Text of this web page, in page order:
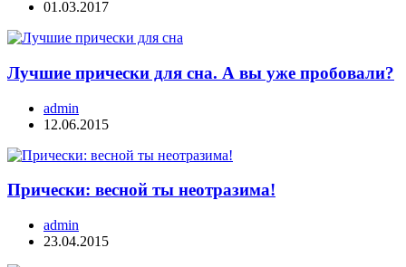
01.03.2017
Лучшие прически для сна. А вы уже пробовали?
admin
12.06.2015
Прически: весной ты неотразима!
admin
23.04.2015